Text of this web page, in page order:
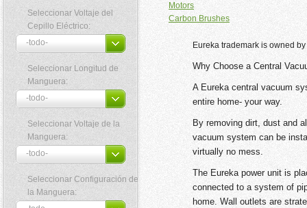
Seleccionar Voltaje del
Cepillo Eléctrico:
Seleccionar Longitud de
Manguera:
Seleccionar Voltaje de la
Manguera:
Seleccionar Configuración de
la Manguera:
Motors
Carbon Brushes
Eureka trademark is owned
Why Choose a Central
A Eureka central vacuum
entire home- your way.
By removing dirt, dust and
vacuum system can be
virtually no mess.
The Eureka power unit is
connected to a system of
home. Wall outlets are